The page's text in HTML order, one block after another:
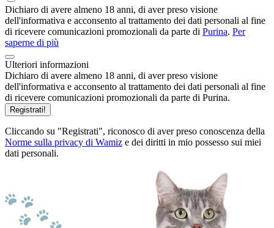
Dichiaro di avere almeno 18 anni, di aver preso visione
dell'informativa e acconsento al trattamento dei dati personali al fine
di ricevere comunicazioni promozionali da parte di Purina. Per
saperne di più
Ulteriori informazioni
Dichiaro di avere almeno 18 anni, di aver preso visione
dell'informativa e acconsento al trattamento dei dati personali al fine
di ricevere comunicazioni promozionali da parte di Purina.
Registrati!
Cliccando su "Registrati", riconosco di aver preso conoscenza della
Norme sulla privacy di Wamiz e dei diritti in mio possesso sui miei
dati personali.